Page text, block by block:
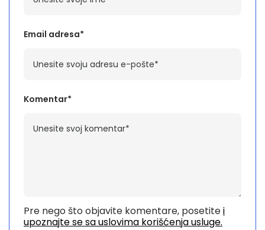
Komentar*
Pre nego što objavite komentare, posetitei
upoznajte se sa uslovima korišćenja usluge.
Email adresa*